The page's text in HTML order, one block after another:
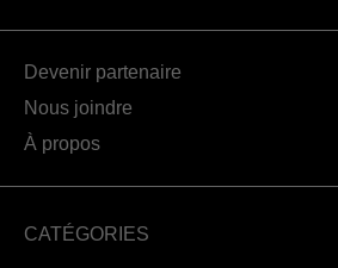
Devenir partenaire
Nous joindre
À propos
CATÉGORIES